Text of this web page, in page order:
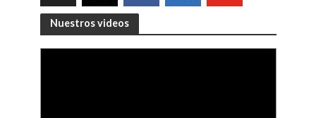
Nuestros videos